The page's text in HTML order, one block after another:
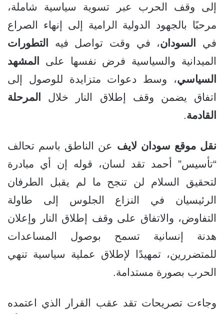
إلى وقف الحرب عبر تسوية سياسية شاملة،
مرحبًا بالجهود الدولية الرامية إلى إنهاء الصراع
في
السودان، في وقت تواصل فيه
التطورات
الميدانية والسياسية فرض نفسها على
المشهد
السياسي، وسط دعوات متزايدة للوصول إلى
اتفاق يضمن وقف إطلاق النار خلال
المرحلة
القادمة.
نقل موقع سودان لايف عن الناطق باسم تحالف
“تأسيس” أحمد تقد لسان، قوله إن أي مبادرة
لتحقيق السلام لن تنجح ما لم يقبل الطرفان
الرئيسيان في النزاع الجلوس إلى طاولة
التفاوض، والاتفاق على وقف إطلاق النار وإعلان
هدنة إنسانية تسمح بوصول المساعدات
للمتضررين، تمهيدًا لإطلاق عملية سياسية تنهي
الحرب بصورة مستدامة.
وجاءت تصريحات تقد عقب القرار الذي اعتمده